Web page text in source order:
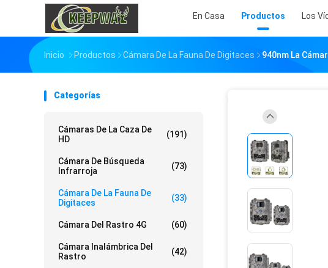
En Casa Productos Los
Inicio Productos Cámara De La Fauna De Digitaces 940nm La
Categorías
Cámaras De La Caza De
HD
(191)
Cámara De Búsqueda
Infrarroja
(73)
Cámara De La Fauna De
Digitaces
(33)
Cámara Del Rastro 4G (60)
Cámara Inalámbrica Del
Rastro
(42)